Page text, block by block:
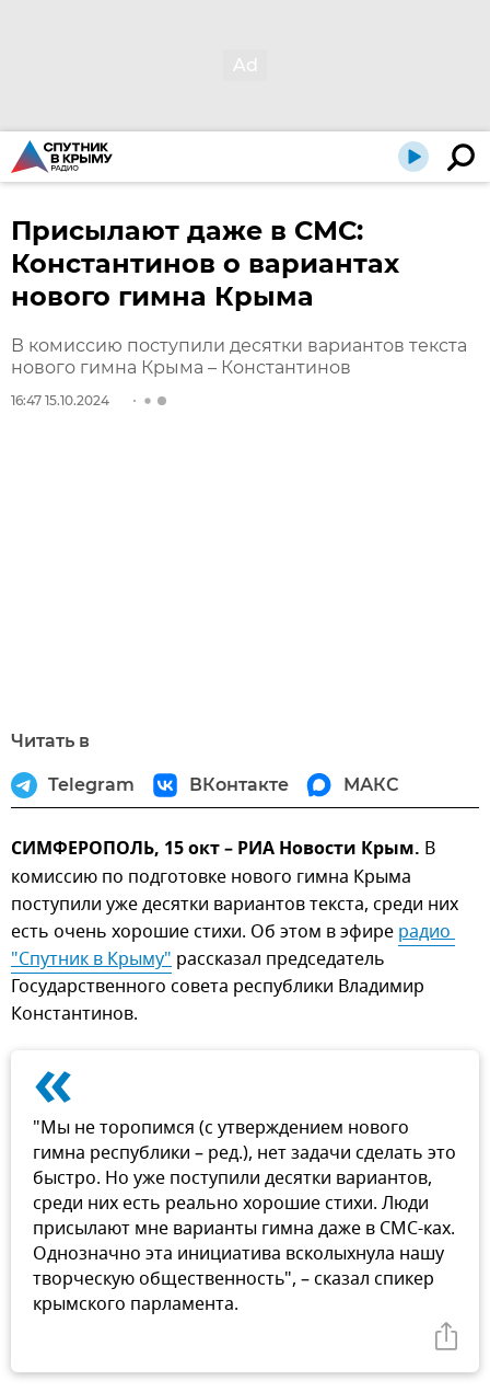
Присылают даже в СМС:
Константинов о вариантах
нового гимна Крыма
В комиссию поступили десятки вариантов текста
нового гимна Крыма – Константинов
16:47 15.10.2024
Читать в
Telegram ВКонтакте МАКС
СИМФЕРОПОЛЬ, 15 окт – РИА Новости Крым. В
комиссию по подготовке нового гимна Крыма
поступили уже десятки вариантов текста, среди них
есть очень хорошие стихи. Об этом в эфире радио
"Спутник в Крыму" рассказал председатель
Государственного совета республики Владимир
Константинов.
«
"Мы не торопимся (с утверждением нового
гимна республики – ред.), нет задачи сделать это
быстро. Но уже поступили десятки вариантов,
среди них есть реально хорошие стихи. Люди
присылают мне варианты гимна даже в СМС-ках.
Однозначно эта инициатива всколыхнула нашу
творческую общественность", – сказал спикер
крымского парламента.